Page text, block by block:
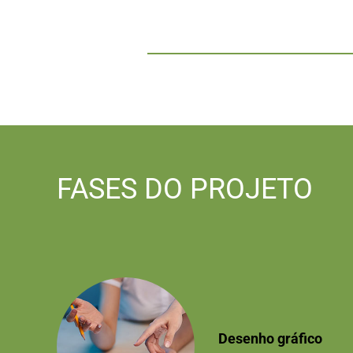
FASES DO PROJETO
Desenho gráfico